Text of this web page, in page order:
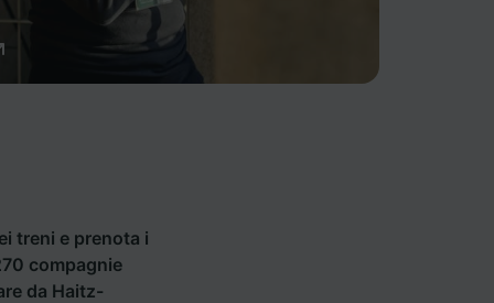
treni e prenota i
compagnie
da Haitz-